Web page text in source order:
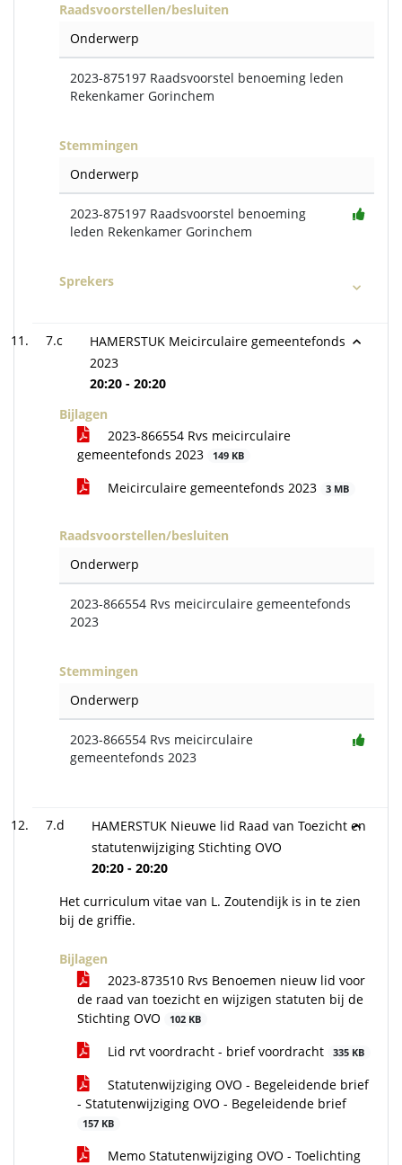
Raadsvoorstellen/besluiten
Onderwerp
2023-875197 Raadsvoorstel benoeming leden
Rekenkamer Gorinchem
Stemmingen
Onderwerp
2023-875197 Raadsvoorstel benoeming
leden Rekenkamer Gorinchem
Sprekers
7.c
HAMERSTUK Meicirculaire gemeentefonds
2023
20:20 - 20:20
Bijlagen
2023-866554 Rvs meicirculaire
gemeentefonds 2023
149 KB
Meicirculaire gemeentefonds 2023 3 MB
Raadsvoorstellen/besluiten
Onderwerp
2023-866554 Rvs meicirculaire gemeentefonds
2023
Stemmingen
Onderwerp
2023-866554 Rvs meicirculaire
gemeentefonds 2023
7.d
HAMERSTUK Nieuwe lid Raad van Toezicht en
statutenwijziging Stichting OVO
20:20 - 20:20
Het curriculum vitae van L. Zoutendijk is in te zien
bij de griffie.
Bijlagen
2023-873510 Rvs Benoemen nieuw lid voor
de raad van toezicht en wijzigen statuten bij de
Stichting OVO
102 KB
Lid rvt voordracht - brief voordracht 335 KB
Statutenwijziging OVO - Begeleidende brief
- Statutenwijziging OVO - Begeleidende brief
157 KB
Memo Statutenwijziging OVO - Toelichting